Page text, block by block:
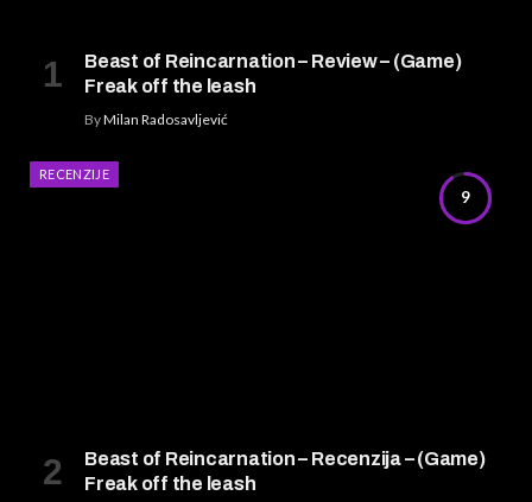
Beast of Reincarnation – Review – (Game)
Freak off the leash
ByMilan Radosavljević
9
RECENZIJE
Beast of Reincarnation – Recenzija – (Game)
Freak off the leash